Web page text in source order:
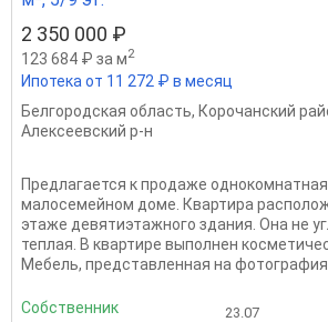
2 350 000 ₽
123 684 ₽ за м2
Ипотека от 11 272 ₽ в месяц
Белгородская область, Корочанский
Алексеевский р-н
Предлагается к продаже
малосемейном доме. Квартира
этаже девятиэтажного здания. Она не
теплая. В квартире выполнен
Мебель, представленная на
Собственник 23.07